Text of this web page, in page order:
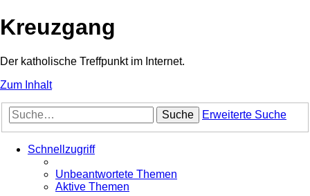
Kreuzgang
Der katholische Treffpunkt im Internet.
Zum Inhalt
Suche Erweiterte Suche
Schnellzugriff
Unbeantwortete Themen
Aktive Themen